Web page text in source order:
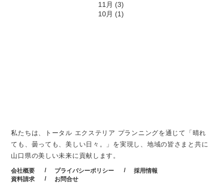
11月 (3)
10月 (1)
私たちは、トータル エクステリア プランニングを通じて「晴れ
ても、曇っても、美しい日々。」を実現し、地域の皆さまと共に
山口県の美しい未来に貢献します。
会社概要 プライバシーポリシー
採用情報
資料請求
お問合せ